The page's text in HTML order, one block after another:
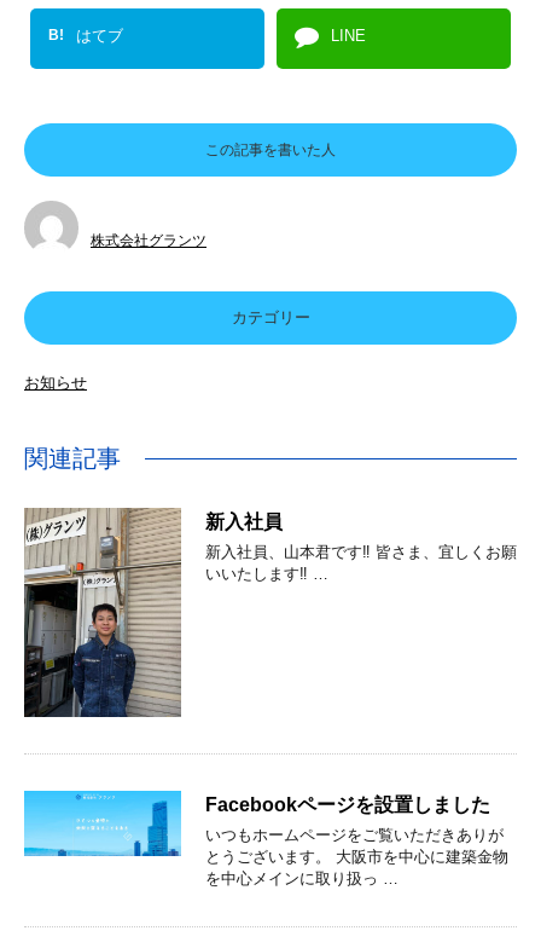
B! はてブ LINE
この記事を書いた人
株式会社グランツ
カテゴリー
お知らせ
関連記事
新入社員
新入社員、山本君です‼️ 皆さま、宜しくお願
いいたします‼ …
Facebookページを設置しました
いつもホームページをご覧いただきありが
とうございます。 大阪市を中心に建築金物
を中心メインに取り扱っ …